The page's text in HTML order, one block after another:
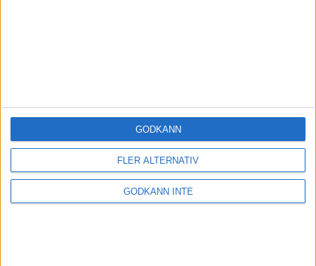
FLER ALTERNATIV
GODKÄNN INTE
GODKÄNN